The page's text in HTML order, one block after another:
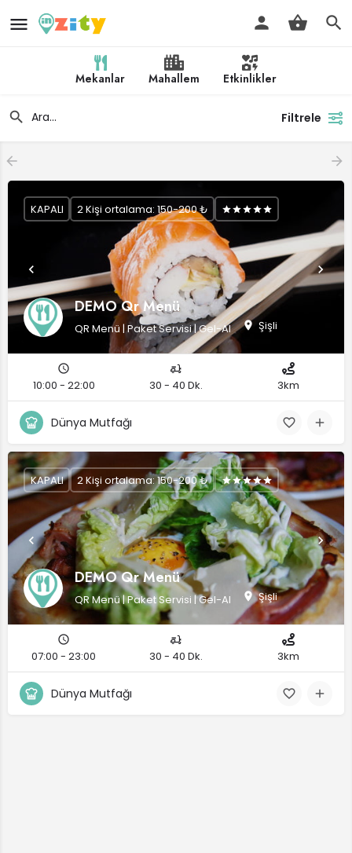
Mekanlar Mahallem Etkinlikler
Filtrele
DEMO Qr Menü
QR Menü | Paket Servisi | Gel-Al Şişli
KAPALI 2 Kişi ortalama: 150-200 ₺
10:00 - 22:00 30 - 40 Dk. 3km
Dünya Mutfağı
DEMO Qr Menü
QR Menü | Paket Servisi | Gel-Al Şişli
KAPALI 2 Kişi ortalama: 150-200 ₺
07:00 - 23:00 30 - 40 Dk. 3km
Dünya Mutfağı